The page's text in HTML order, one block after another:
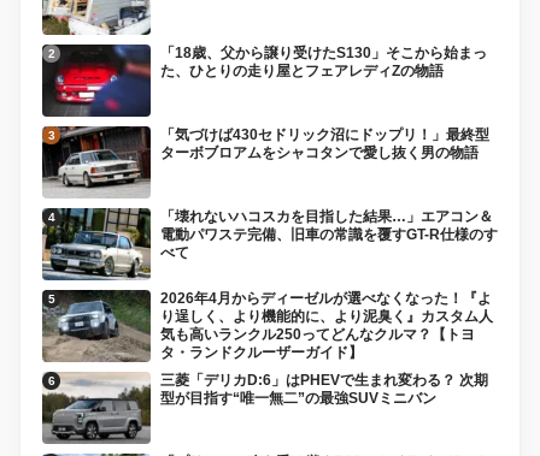
「18歳、父から譲り受けたS130」そこから始まっ
た、ひとりの走り屋とフェアレディZの物語
「気づけば430セドリック沼にドップリ！」最終型
ターボブロアムをシャコタンで愛し抜く男の物語
「壊れないハコスカを目指した結果…」エアコン＆
電動パワステ完備、旧車の常識を覆すGT-R仕様のす
べて
2026年4月からディーゼルが選べなくなった！『よ
り逞しく、より機能的に、より泥臭く』カスタム人
気も高いランクル250ってどんなクルマ？【トヨ
タ・ランドクルーザーガイド】
三菱「デリカD:6」はPHEVで生まれ変わる？ 次期
型が目指す“唯一無二”の最強SUVミニバン